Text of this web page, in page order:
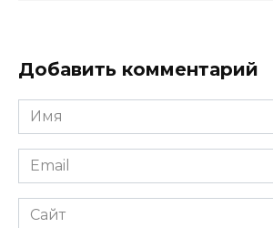
Добавить комментарий
Имя
*
Email
*
Сайт